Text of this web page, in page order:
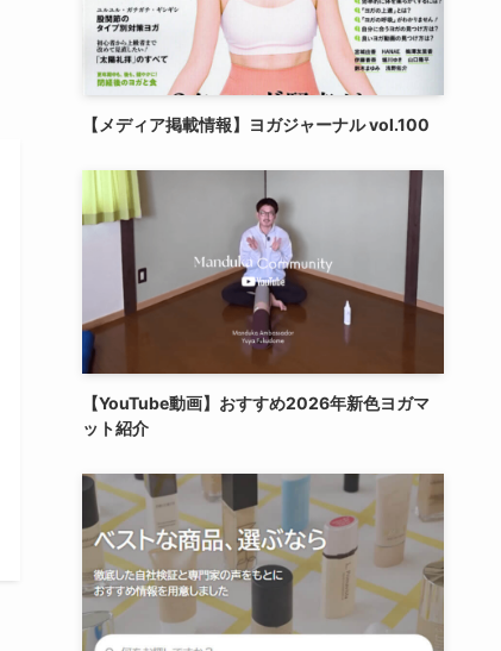
【メディア掲載情報】ヨガジャーナル vol.100
【YouTube動画】おすすめ2026年新色ヨガマ
ット紹介